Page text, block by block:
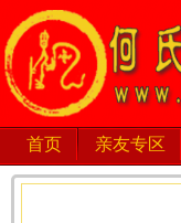
首页 亲友专区